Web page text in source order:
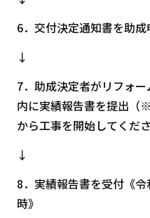
6．交付決定通知書を助
↓
7．助成決定者がリフォ
内に実績報告書を提出（
から工事を開始してくださ
↓
8．実績報告書を受付《
時》